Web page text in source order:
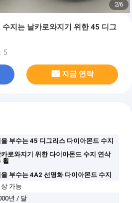
2/6
지는 날카로와지기 위한 45 디그
5
지금 연락
을 부수는 45 디그리스 다이아몬드 수지
카로와지기 위한 다이아몬드 수지 연삭
휠
을 부수는 4A2 선명화 다이아몬드 수지
상 가능
년 / 달